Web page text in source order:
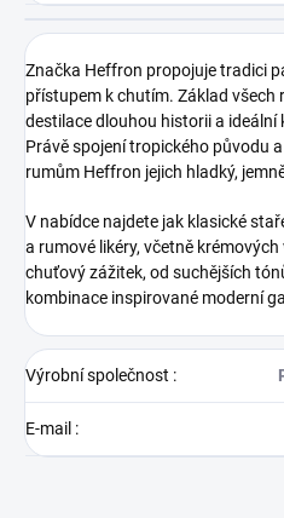
Značka Heffron propojuje tradici
přístupem k chutím. Základ všech
destilace dlouhou historii a
Právě spojení tropického původu
rumům Heffron jejich hladký,
V nabídce najdete jak klasické
a rumové likéry, včetně
chuťový zážitek, od suchějších
kombinace inspirované moderní
Výrobní společnost :
E-mail :